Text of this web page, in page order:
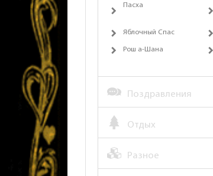
Пасха
Яблочный Спас
Рош а-Шана
Поздравления
Отдых
Разное